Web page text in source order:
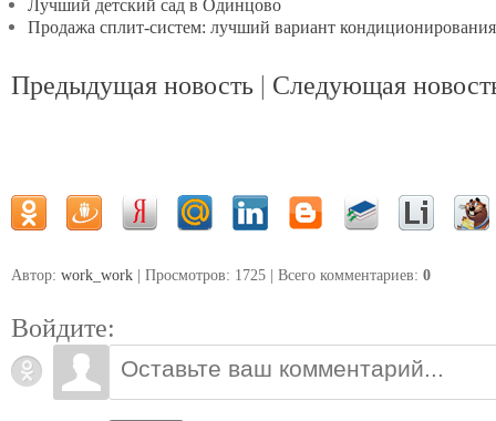
Лучший детский сад в Одинцово
Продажа сплит-систем: лучший вариант кондиционирования
Предыдущая новость | Следующая
Автор: work_work | Просмотров: 1725 | Всего комментариев: 0
Войдите: